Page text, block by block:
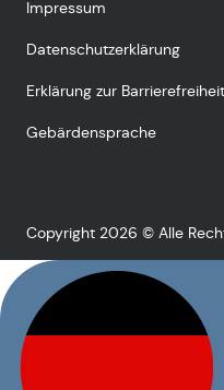
Impressum
Datenschutzerklärung
Erklärung zur Barrierefreiheit
Gebärdensprache
Copyright 2026 © Alle